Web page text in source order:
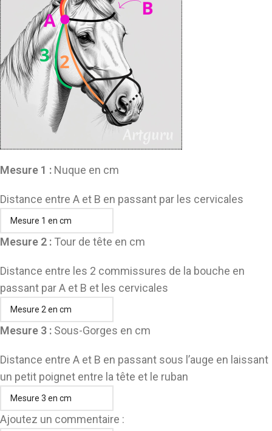
Mesure 1 : Nuque en cm
Distance entre A et B en passant par les cervicales
Mesure 2 : Tour de tête en cm
Distance entre les 2 commissures de la bouche en
passant par A et B et les cervicales
Mesure 3 : Sous-Gorges en cm
Distance entre A et B en passant sous l’auge en laissant
un petit poignet entre la tête et le ruban
Ajoutez un commentaire :